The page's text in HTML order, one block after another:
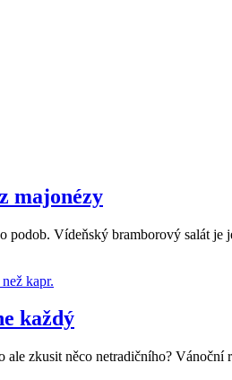
majonézy
Vídeňský bramborový salát
každý
zkusit něco netradičního?